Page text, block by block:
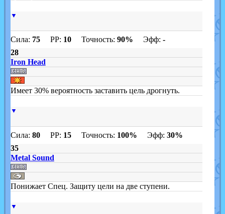
▼
Сила: 75PP: 10Точность: 90% Эфф: -
28
Iron Head
Имеет 30% вероятность заставить цель дрогнуть.
▼
Сила: 80PP: 15Точность: 100% Эфф: 30%
35
Metal Sound
Понижает Спец. Защиту цели на две ступени.
▼